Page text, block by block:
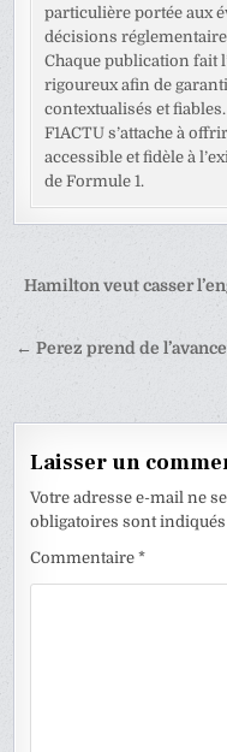
particulière portée aux
décisions
Chaque publication fait
rigoureux afin de
contextualisés et
F1ACTU s’attache à
accessible et fidèle à
de Formule 1.
Navigation
l’article
Hamilton veut casser
← Perez prend de
Laisser un
Votre adresse e-mail ne
obligatoires sont
Commentaire*